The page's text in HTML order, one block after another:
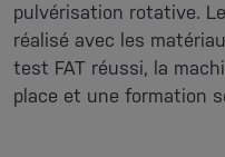
pulvérisation rotative.
réalisé avec les
test FAT réussi, la
place et une formation